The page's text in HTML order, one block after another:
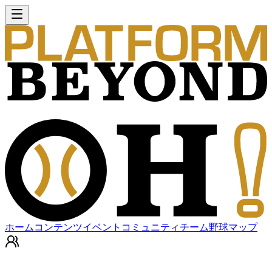
ホーム コンテンツイベント コミュニティチーム野球マップ